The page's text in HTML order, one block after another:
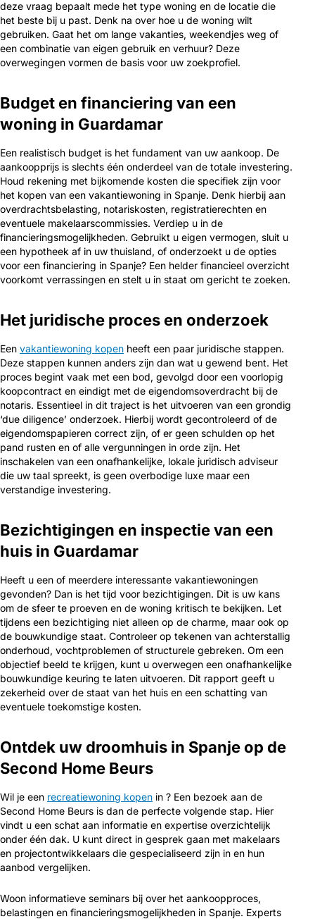
deze vraag bepaalt mede het type woning en de locatie die
het beste bij u past. Denk na over hoe u de woning wilt
gebruiken. Gaat het om lange vakanties, weekendjes weg of
een combinatie van eigen gebruik en verhuur? Deze
overwegingen vormen de basis voor uw zoekprofiel.
Budget en financiering van een
woning in Guardamar
Een realistisch budget is het fundament van uw aankoop. De
aankoopprijs is slechts één onderdeel van de totale investering.
Houd rekening met bijkomende kosten die specifiek zijn voor
het kopen van een vakantiewoning in Spanje. Denk hierbij aan
overdrachtsbelasting, notariskosten, registratierechten en
eventuele makelaarscommissies. Verdiep u in de
financieringsmogelijkheden. Gebruikt u eigen vermogen, sluit u
een hypotheek af in uw thuisland, of onderzoekt u de opties
voor een financiering in Spanje? Een helder financieel overzicht
voorkomt verrassingen en stelt u in staat om gericht te zoeken.
Het juridische proces en onderzoek
Een vakantiewoning kopen heeft een paar juridische stappen.
Deze stappen kunnen anders zijn dan wat u gewend bent. Het
proces begint vaak met een bod, gevolgd door een voorlopig
koopcontract en eindigt met de eigendomsoverdracht bij de
notaris. Essentieel in dit traject is het uitvoeren van een grondig
‘due diligence’ onderzoek. Hierbij wordt gecontroleerd of de
eigendomspapieren correct zijn, of er geen schulden op het
pand rusten en of alle vergunningen in orde zijn. Het
inschakelen van een onafhankelijke, lokale juridisch adviseur
die uw taal spreekt, is geen overbodige luxe maar een
verstandige investering.
Bezichtigingen en inspectie van een
huis in Guardamar
Heeft u een of meerdere interessante vakantiewoningen
gevonden? Dan is het tijd voor bezichtigingen. Dit is uw kans
om de sfeer te proeven en de woning kritisch te bekijken. Let
tijdens een bezichtiging niet alleen op de charme, maar ook op
de bouwkundige staat. Controleer op tekenen van achterstallig
onderhoud, vochtproblemen of structurele gebreken. Om een
objectief beeld te krijgen, kunt u overwegen een onafhankelijke
bouwkundige keuring te laten uitvoeren. Dit rapport geeft u
zekerheid over de staat van het huis en een schatting van
eventuele toekomstige kosten.
Ontdek uw droomhuis in Spanje op de
Second Home Beurs
Wil je een recreatiewoning kopen in ? Een bezoek aan de
Second Home Beurs is dan de perfecte volgende stap. Hier
vindt u een schat aan informatie en expertise overzichtelijk
onder één dak. U kunt direct in gesprek gaan met makelaars
en projectontwikkelaars die gespecialiseerd zijn in en hun
aanbod vergelijken.
Woon informatieve seminars bij over het aankoopproces,
belastingen en financieringsmogelijkheden in Spanje. Experts